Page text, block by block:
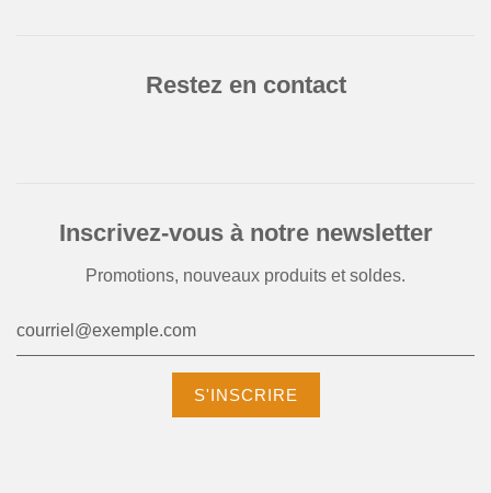
Restez en contact
Inscrivez-vous à notre newsletter
Promotions, nouveaux produits et soldes.